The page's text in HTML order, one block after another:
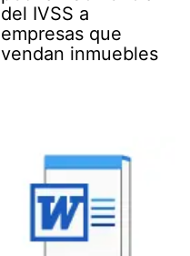
del IVSS a
empresas que
vendan inmuebles